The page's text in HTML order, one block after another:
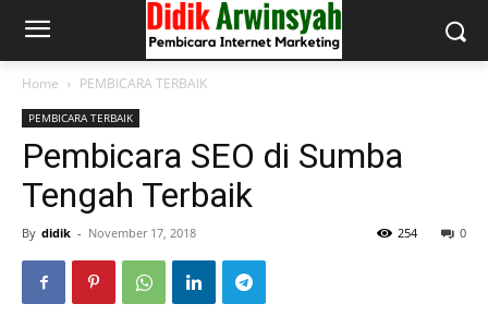
Home PEMBICARA TERBAIK
PEMBICARA TERBAIK
Pembicara SEO di Sumba
Tengah Terbaik
By didik - November 17, 2018 0
254